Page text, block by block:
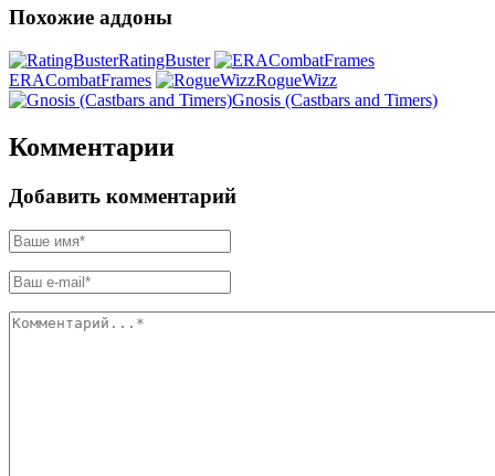
Похожие аддоны
RatingBuster
ERACombatFrames
RogueWizz
Gnosis (Castbars and Timers)
Комментарии
Добавить комментарий